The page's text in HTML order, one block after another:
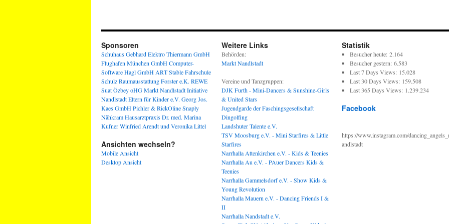
Sponsoren
Schuhaus GebhardElektro Thiermann GmbH
Flughafen München GmbHComputer-
Software Hagl GmbHART StableFahrschule
SchulzRaumausstattung Forster e.K. REWE
Suat Özbey oHGMarkt NandlstadtInitiative
Nandlstadt Eltern für Kinder e.V. Georg Jos.
Kaes GmbHPichler & RickOlineSnaply
NähkramHausarztpraxis Dr. med. Marina
KufnerWinfried Arendt und Veronika Littel
Ansichten wechseln?
Mobile Ansicht
Desktop Ansicht
Weitere Links
Behörden:
Markt Nandlstadt
Vereine und Tanzgruppen:
DJK Furth - Mini-Dancers & Sunshine-Girls
& United Stars
Jugendgarde der Faschingsgesellschaft
Dingolfing
Landshuter Talente e.V.
TSV Moosburg e.V. - Mini Starfires & Little
Starfires
Narrhalla Attenkirchen e.V. - Kids & Teenies
Narrhalla Au e.V. - PAuer Dancers Kids &
Teenies
Narrhalla Gammelsdorf e.V. - Show Kids &
Young Revolution
Narrhalla Mauern e.V. - Dancing Friends I &
II
Narrhalla Nandstadt e.V.
Statistik
Besucher heute: 2.164
Besucher gestern: 6.583
Last 7 Days Views: 15.028
Last 30 Days Views: 159.508
Last 365 Days Views: 1.239.234
Facebook
https://www.instagram.com/
andlstadt